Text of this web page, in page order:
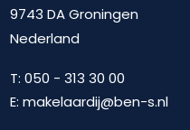
9743 DA Groningen
Nederland
T:050 - 313 30 00
E:makelaardij@ben-s.nl